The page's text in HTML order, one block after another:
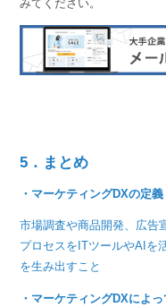
みてください。
5．まとめ
・マーケティングDXの定義
市場調査や商品開発、広告
プロセスをITツールやAIを
を生み出すこと
・マーケティングDXによ